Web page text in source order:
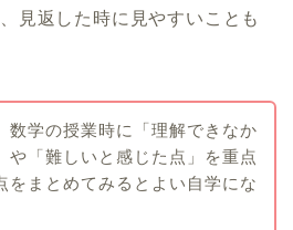
見返した時に見やすいことも
数学の授業時に「理解できなか
や「難しいと感じた点」を重点
をまとめてみるとよい自学にな